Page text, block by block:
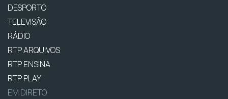
DESPORTO
TELEVISÃO
RÁDIO
RTP ARQUIVOS
RTP ENSINA
RTP PLAY
EM DIRETO